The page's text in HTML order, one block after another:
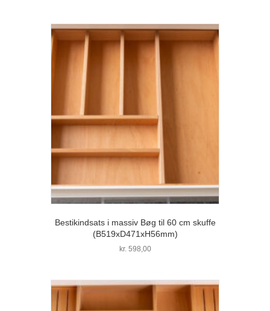
Bestikindsats i massiv Bøg til 60 cm skuffe
(B519xD471xH56mm)
kr.598,00